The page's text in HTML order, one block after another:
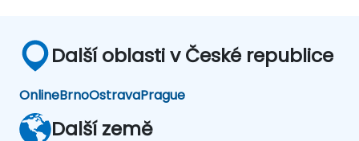
Další oblasti v České republice
OnlineBrnoOstravaPrague
Další země